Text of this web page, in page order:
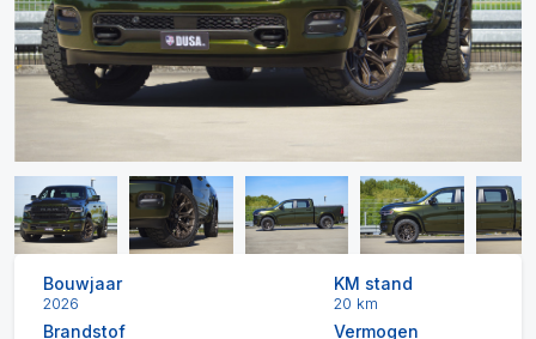
Bouwjaar
2026
KM stand
20 km
Brandstof Vermogen